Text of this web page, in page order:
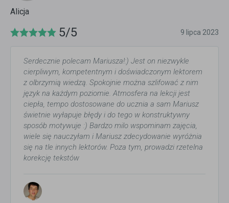
Alicja
5/5 9 lipca 2023
Serdecznie polecam Mariusza!:) Jest on niezwykle
cierpliwym, kompetentnym i doświadczonym lektorem
z olbrzymią wiedzą. Spokojnie można szlifować z nim
język na każdym poziomie. Atmosfera na lekcji jest
ciepła, tempo dostosowane do ucznia a sam Mariusz
świetnie wyłapuje błędy i do tego w konstruktywny
sposób motywuje :) Bardzo milo wspominam zajęcia,
wiele się nauczyłam i Mariusz zdecydowanie wyróżnia
się na tle innych lektorów. Poza tym, prowadzi rzetelna
korekcję tekstów